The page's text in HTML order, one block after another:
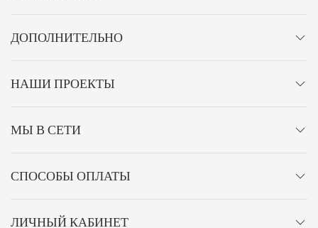
ДОПОЛНИТЕЛЬНО
НАШИ ПРОЕКТЫ
МЫ В СЕТИ
СПОСОБЫ ОПЛАТЫ
ЛИЧНЫЙ КАБИНЕТ